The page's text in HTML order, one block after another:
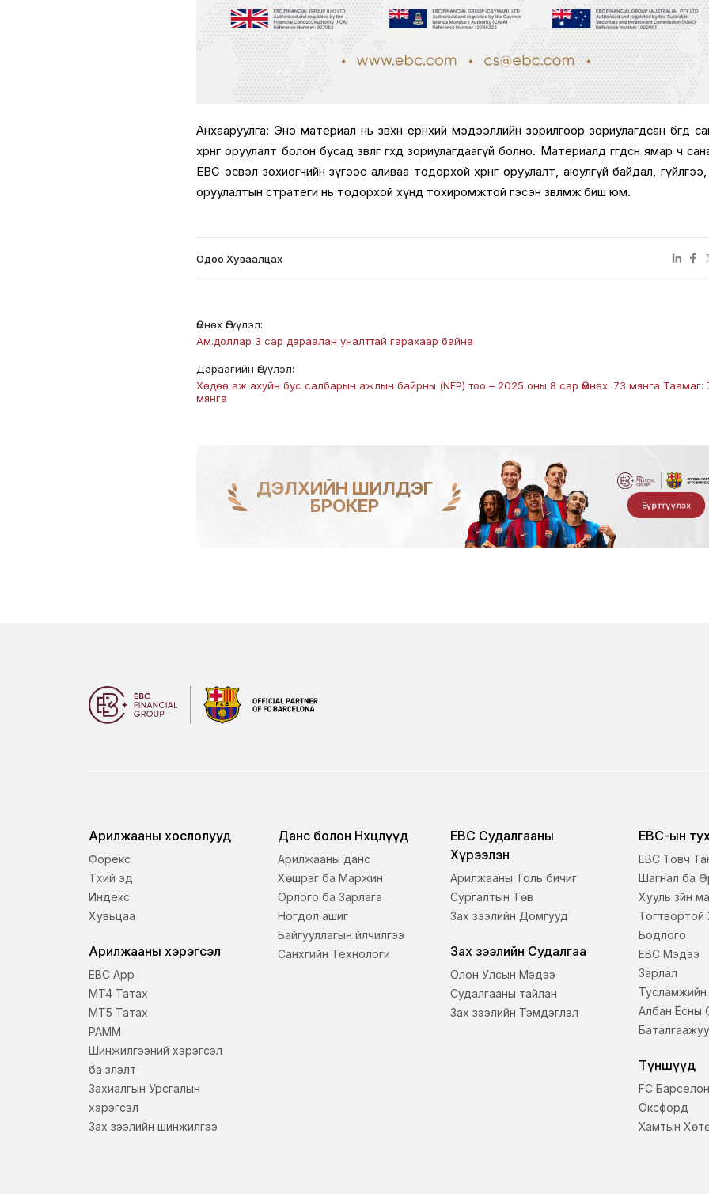
Анхааруулга: Энэ материал нь зөвхөн ерөнхий мэдээллийн зорилгоор зориулагдсан бөгөөд
хөрөнгө оруулалт болон бусад зөвлөгөө өгөхөд зориулагдаагүй болно. Материалд өгөгдсөн ямар ч
EBC эсвэл зохиогчийн зүгээс аливаа тодорхой хөрөнгө оруулалт, аюулгүй байдал, гүйлгээ,
оруулалтын стратеги нь тодорхой хүнд тохиромжтой гэсэн зөвлөмж биш юм.
Одоо Хуваалцах
Өмнөх Өгүүлэл:
Ам.доллар 3 сар дараалан уналттай гарахаар байна
Дараагийн Өгүүлэл:
Хөдөө аж ахуйн бус салбарын ажлын байрны (NFP) тоо – 2025 оны 8 сар Өмнөх: 73 мянга Таамаг:
мянга
ДЭЛХИЙН ШИЛДЭГ
БРОКЕР
Бүртгүүлэх
Арилжааны хослолууд
Форекс
Түүхий эд
Индекс
Хувьцаа
Арилжааны хэрэгсэл
EBC App
MT4 Татах
MT5 Татах
PAMM
Шинжилгээний хэрэгсэл
ба үзүүлэлт
Захиалгын Урсгалын
хэрэгсэл
Зах зээлийн шинжилгээ
Данс болон Нөхцөлүүд
Арилжааны данс
Хөшүүрэг ба Маржин
Орлого ба Зарлага
Ногдол ашиг
Байгууллагын үйлчилгээ
Санхүүгийн Технологи
EBC Судалгааны
Хүрээлэн
Арилжааны Толь бичиг
Сургалтын Төв
Зах зээлийн Домгууд
Зах зээлийн Судалгаа
Олон Улсын Мэдээ
Судалгааны тайлан
Зах зээлийн Тэмдэглэл
ЕВС-ын
EBC Товч
Шагнал ба
Хууль зүйн
Тогтвортой
Бодлого
EBC Мэдээ
Зарлал
Тусламжийн
Албан Ёсны
Түншүүд
FC
Оксфорд
Хамтын